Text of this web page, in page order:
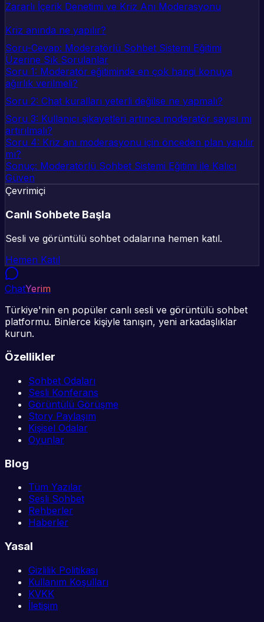
Zararlı İçerik Denetimi ve Kriz Anı Moderasyonu
Kriz anında ne yapılır?
Soru-Cevap: Moderatörlü Sohbet Sistemi Eğitimi
Üzerine Sık Sorulanlar
Soru 1: Moderatör eğitiminde en çok hangi konuya
ağırlık verilmeli?
Soru 2: Chat kuralları yeterli değilse ne yapmalı?
Soru 3: Kullanıcı şikayetleri artınca moderatör sayısı mı
artırılmalı?
Soru 4: Kriz anı moderasyonu için önceden plan yapılır
mı?
Sonuç: Moderatörlü Sohbet Sistemi Eğitimi ile Kalıcı
Güven
Çevrimiçi
Canlı Sohbete Başla
Sesli ve görüntülü sohbet odalarına hemen katıl.
Hemen Katıl
ChatYerim
Türkiye'nin en popüler canlı sesli ve görüntülü sohbet
platformu. Binlerce kişiyle tanışın, yeni arkadaşlıklar
kurun.
Özellikler
Sohbet Odaları
Sesli Konferans
Görüntülü Görüşme
Story Paylaşım
Kişisel Odalar
Oyunlar
Blog
Tüm Yazılar
Sesli Sohbet
Rehberler
Haberler
Yasal
Gizlilik Politikası
Kullanım Koşulları
KVKK
İletişim